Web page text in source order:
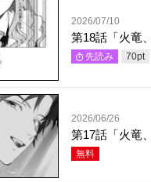
2026/07/10
第18話「火竜
先読み 70pt
2026/06/26
第17話「火竜
無料